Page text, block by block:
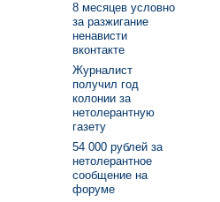
8 месяцев условно
за разжигание
ненависти
вконтакте
Журналист
получил год
колонии за
нетолерантную
газету
54 000 рублей за
нетолерантное
сообщение на
форуме